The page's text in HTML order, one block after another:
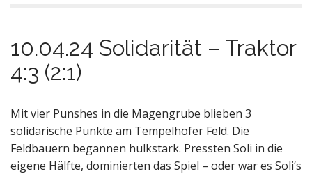
10.04.24 Solidarität – Traktor
4:3 (2:1)
Mit vier Punshes in die Magengrube blieben 3
solidarische Punkte am Tempelhofer Feld. Die
Feldbauern begannen hulkstark. Pressten Soli in die
eigene Hälfte, dominierten das Spiel – oder war es Soli‘s